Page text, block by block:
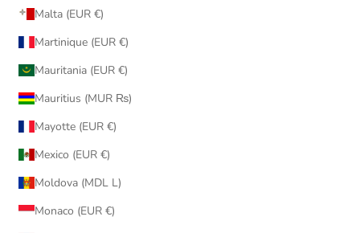
Malta (EUR €)
Martinique (EUR €)
Mauritania (EUR €)
Mauritius (MUR ₨)
Mayotte (EUR €)
Mexico (EUR €)
Moldova (MDL L)
Monaco (EUR €)